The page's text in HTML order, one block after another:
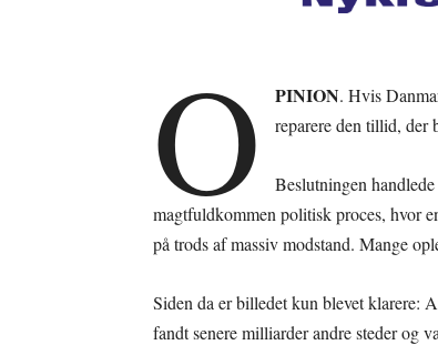
O PINION. Hvis
reparere den tillid, der
Beslutningen
magtfuldkommen politisk proces, hvor
på trods af massiv modstand. Mange
Siden da er billedet kun blevet klarere:
fandt senere milliarder andre steder og